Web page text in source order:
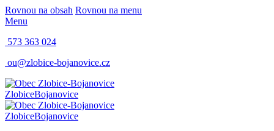
Rovnou na obsah Rovnou na menu
Menu
573 363 024
ou@zlobice-bojanovice.cz
ZlobiceBojanovice
ZlobiceBojanovice